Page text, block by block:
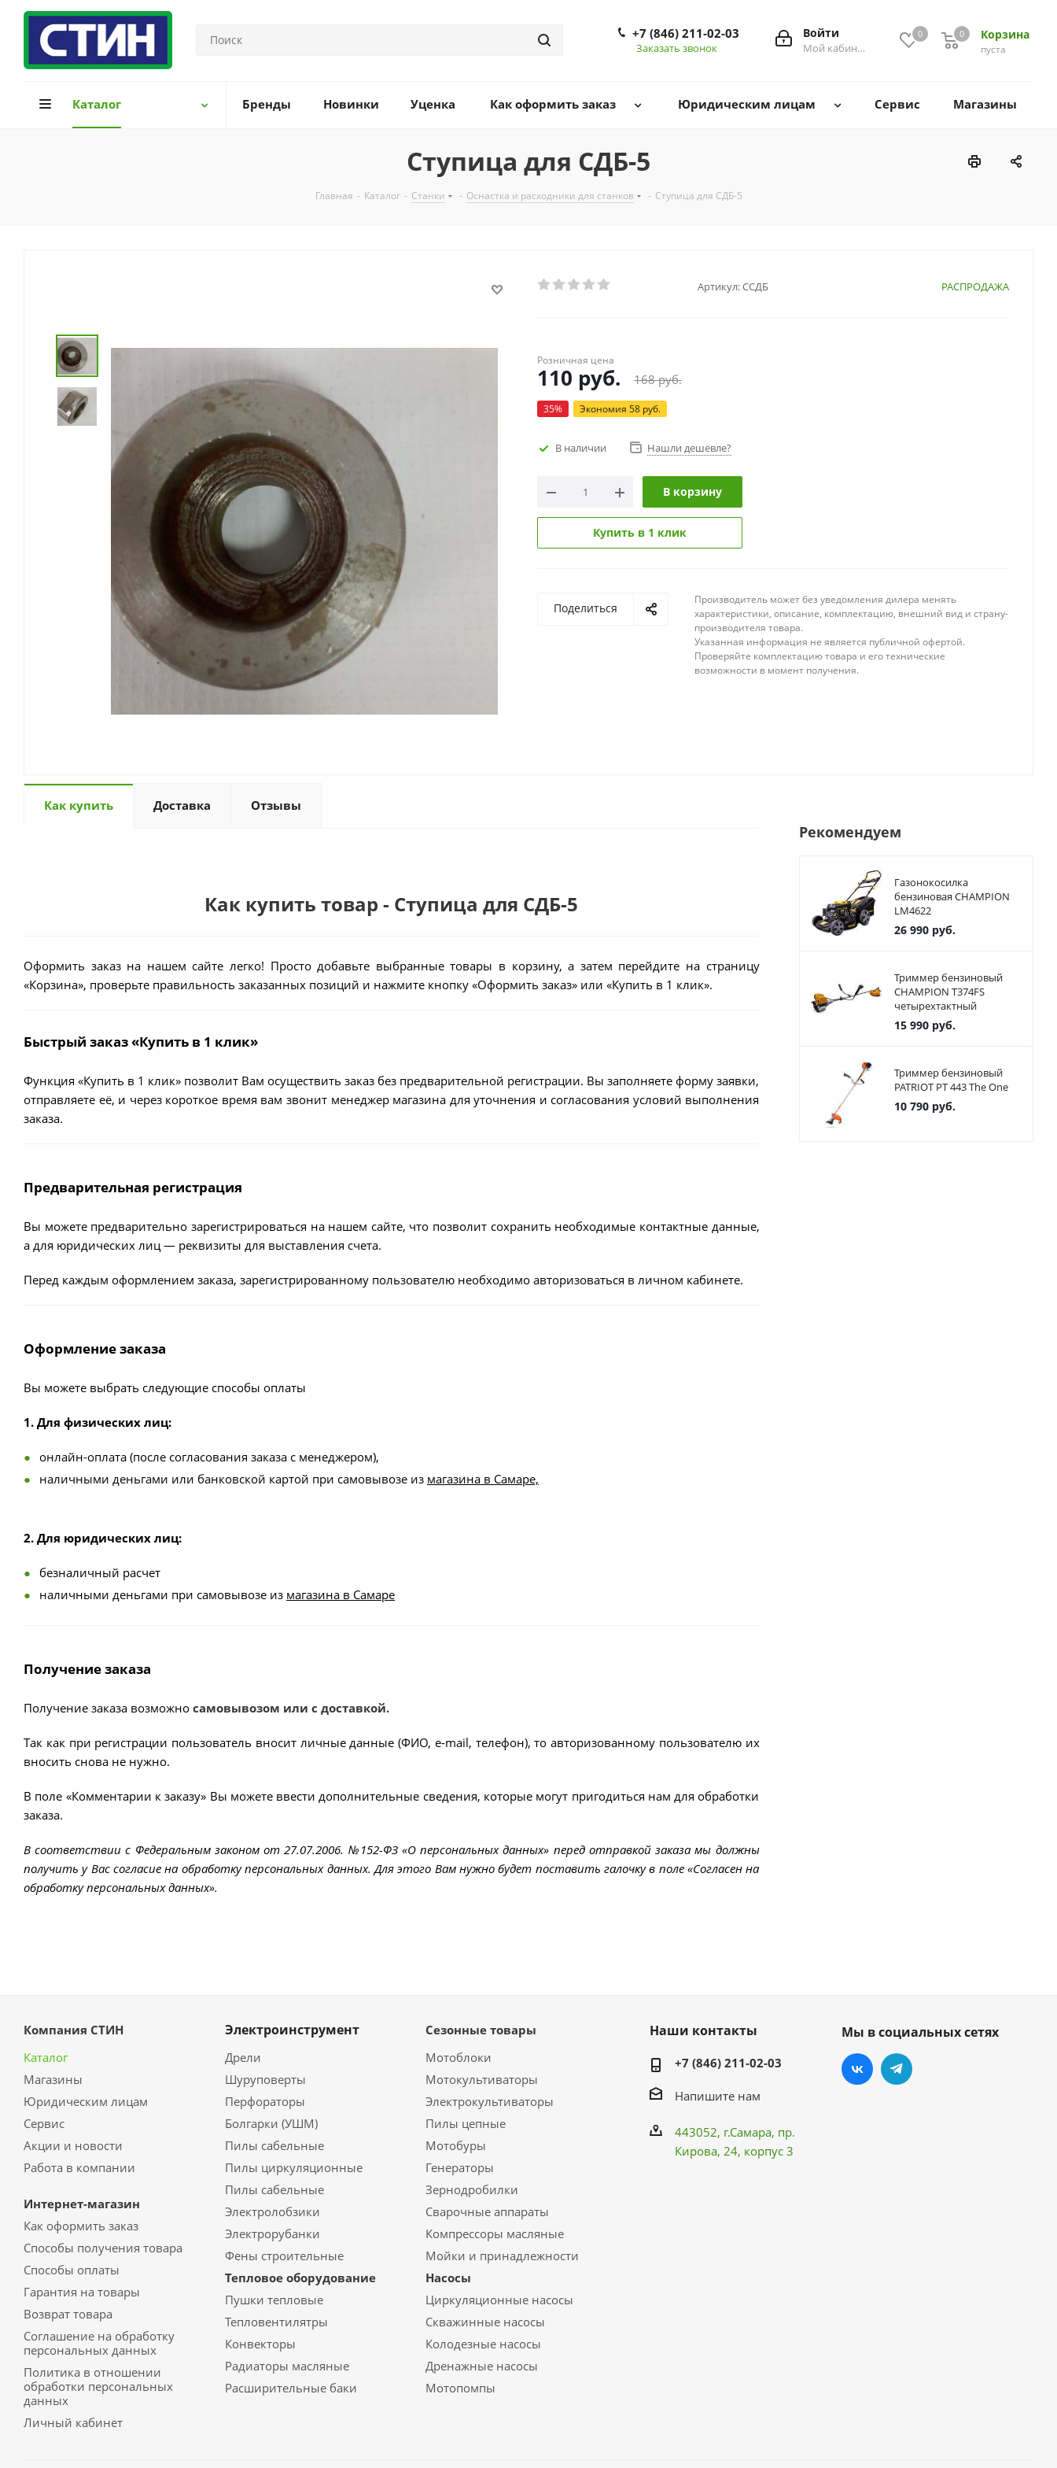
0 Корзина
0
пуста
0
Войти
Мой кабинет
+7 (846) 211-02-03
Заказать звонок
Каталог Бренды Новинки Уценка Как оформить заказ Юридическим лицам Сервис Магазины
Ступица для СДБ-5
Главная - Каталог - Станки - Оснастка и расходники для станков - Ступица для СДБ-5
Артикул:ССДБ РАСПРОДАЖА
Розничная цена
110 руб. 168руб.
35% Экономия 58 руб.
В наличии Нашли дешевле?
В корзину
Купить в 1 клик
Поделиться
Производитель может без уведомления дилера менять
характеристики, описание, комплектацию, внешний вид и страну-
производителя товара.
Указанная информация не является публичной офертой.
Проверяйте комплектацию товара и его технические
возможности в момент получения.
Как купить Доставка Отзывы
Как купить товар - Ступица для СДБ-5
Оформить заказ на нашем сайте легко! Просто добавьте выбранные товары в корзину, а затем перейдите на страницу
«Корзина», проверьте правильность заказанных позиций и нажмите кнопку «Оформить заказ» или «Купить в 1 клик».
Быстрый заказ «Купить в 1 клик»
Функция «Купить в 1 клик» позволит Вам осуществить заказ без предварительной регистрации. Вы заполняете форму заявки,
отправляете её, и через короткое время вам звонит менеджер магазина для уточнения и согласования условий выполнения
заказа.
Предварительная регистрация
Вы можете предварительно зарегистрироваться на нашем сайте, что позволит сохранить необходимые контактные данные,
а для юридических лиц — реквизиты для выставления счета.
Перед каждым оформлением заказа, зарегистрированному пользователю необходимо авторизоваться в личном кабинете.
Оформление заказа
Вы можете выбрать следующие способы оплаты
1. Для физических лиц:
онлайн-оплата (после согласования заказа с менеджером),
наличными деньгами или банковской картой при самовывозе из магазина в Самаре,
2. Для юридических лиц:
безналичный расчет
наличными деньгами при самовывозе из магазина в Самаре
Получение заказа
Получение заказа возможно самовывозом или с доставкой.
Так как при регистрации пользователь вносит личные данные (ФИО, e-mail, телефон), то авторизованному пользователю их
вносить снова не нужно.
В поле «Комментарии к заказу» Вы можете ввести дополнительные сведения, которые могут пригодиться нам для обработки
заказа.
В соответствии с Федеральным законом от 27.07.2006. №152-ФЗ «О персональных данных» перед отправкой заказа мы должны
получить у Вас согласие на обработку персональных данных. Для этого Вам нужно будет поставить галочку в поле «Согласен на
обработку персональных данных».
Рекомендуем
Газонокосилка
бензиновая CHAMPION
LM4622
26 990руб.
Триммер бензиновый
CHAMPION T374FS
четырехтактный
15 990руб.
Триммер бензиновый
PATRIOT PT 443 The One
10 790руб.
Компания СТИН
Каталог
Магазины
Юридическим лицам
Сервис
Акции и новости
Работа в компании
Интернет-магазин
Как оформить заказ
Способы получения товара
Способы оплаты
Гарантия на товары
Возврат товара
Соглашение на обработку
персональных данных
Политика в отношении
обработки персональных
данных
Личный кабинет
Электроинструмент
Дрели
Шуруповерты
Перфораторы
Болгарки (УШМ)
Пилы сабельные
Пилы циркуляционные
Пилы сабельные
Электролобзики
Электрорубанки
Фены строительные
Тепловое оборудование
Пушки тепловые
Тепловентилятры
Конвекторы
Радиаторы масляные
Расширительные баки
Сезонные товары
Мотоблоки
Мотокультиваторы
Электрокультиваторы
Пилы цепные
Мотобуры
Генераторы
Зернодробилки
Сварочные аппараты
Компрессоры масляные
Мойки и принадлежности
Насосы
Циркуляционные насосы
Скважинные насосы
Колодезные насосы
Дренажные насосы
Мотопомпы
Наши контакты
+7 (846) 211-02-03
Напишите нам
443052, г.Самара, пр.
Кирова, 24, корпус 3
Мы в социальных сетях